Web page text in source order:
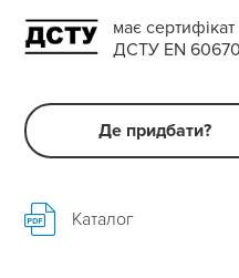
має сертифікат
ДСТУ EN
Де придбати?
Каталог